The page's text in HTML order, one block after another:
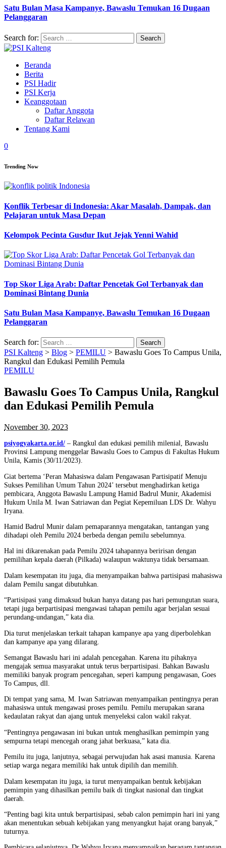
Satu Bulan Masa Kampanye, Bawaslu Temukan 16 Dugaan
Pelanggaran
Search for:
Beranda
Berita
PSI Hadir
PSI Kerja
Keanggotaan
Daftar Anggota
Daftar Relawan
Tentang Kami
0
Trending Now
Konflik Terbesar di Indonesia: Akar Masalah, Dampak, dan
Pelajaran untuk Masa Depan
Kelompok Pecinta Gusdur Ikut Jejak Yenni Wahid
Top Skor Liga Arab: Daftar Pencetak Gol Terbanyak dan
Dominasi Bintang Dunia
Satu Bulan Masa Kampanye, Bawaslu Temukan 16 Dugaan
Pelanggaran
Search for:
PSI Kalteng > Blog > PEMILU > Bawaslu Goes To Campus Unila,
Rangkul dan Edukasi Pemilih Pemula
PEMILU
Bawaslu Goes To Campus Unila, Rangkul
dan Edukasi Pemilih Pemula
November 30, 2023
psiyogyakarta.or.id/ – Rangkul dan edukasi pemilih milenial, Bawaslu
Provinsi Lampung menggelar Bawaslu Goes to Campus di Fakultas Hukum
Unila, Kamis (30/11/2023).
Giat bertema ‘Peran Mahasiswa dalam Pengawasan Partisipatif Menuju
Sukses Pemilihan Umum Tahun 2024’ tersebut menghadirkan ketiga
pembicara, Anggota Bawaslu Lampung Hamid Badrul Munir, Akademisi
Hukum Unila M. Iwan Satriawan dan Pegiat Kepemiluan LDS Dr. Wahyu
Iryana.
Hamid Badrul Munir dalam pemaparannya mengatakan, tantangan yang
dihadapi oleh Pemilu 2024 berbeda dengan pemilu sebelumnya.
Hal ini dikarenakan pada Pemilu 2024 tahapannya beririsan dengan
pemilihan kepala daerah (Pilkada) walaupun waktunya tidak bersamaan.
Dalam kesempatan itu juga, dia menyampaikan bahwa partisipasi mahasiswa
dalam Pemilu sangat dibutuhkan.
“Partisipasi yang dimaksud bukan hanya datang pas hari pemungutan suara,
tetapi juga berpartisipasi mengawasi tahapan pemilu agar berjalan sesuai
perundang-undangan,” kata dia.
Dia turut menjelaskan terkait tahapan kampanye apa yang diperbolehkan
dan kampanye apa yang dilarang.
Semangat Bawaslu hari ini adalah pencegahan. Karena itu pihaknya
mengajak semua masyarakat untuk terus berpartisipasi. Bahkan Bawaslu
memiliki banyak program pencegahan, seperi kampung pengawasan, Goes
To Campus, dll.
Di tempat yang sama, M. Iwan Satriawan menyampaikan pentingnya peran
mahasiswa untuk mengawasi proses pemilu. Pemilu merupakan sarana
kedaulatan rakyat dan ajang untuk menyeleksi calon wakil rakyat.
“Pentingnya pengawasan ini bukan untuk menghasilkan pemimpin yang
sempurna tetapi mencegah orang jahat berkuasa,” kata dia.
Pemilu itu juga, lanjutnya, sebagai perwujudan hak asasi manusia. Karena
setiap warga negara memiliki hak untuk dipilih dan memilih.
Dalam kesempatan itu juga, ia turut menyampaikan bentuk kebijakan
pemimpin yang dihasilkan pemilu baik di tingkat nasional dan tingkat
daerah.
“Penting bagi kita untuk berpartisipasi, sebab calon pemimpin hari ini yang
akan menentukan sebuah kebijakan yang menyangkut hajat orang banyak,”
tuturnya.